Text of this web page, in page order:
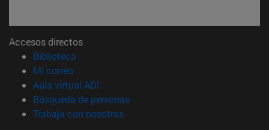
Accesos directos
Biblioteca
Mi correo(abre en nueva ventana)
Aula virtual ADI
Búsqueda de personas(abre en nueva ventana)
Trabaja con nosotros(abre en nueva ventana)